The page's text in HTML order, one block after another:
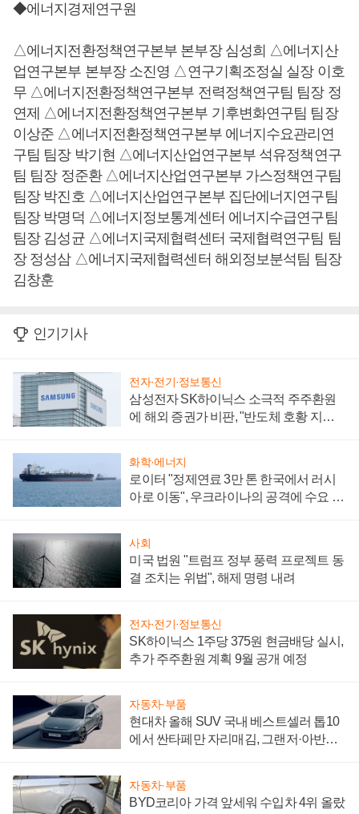
◆에너지경제연구원
△에너지전환정책연구본부 본부장 심성희 △에너지산
업연구본부 본부장 소진영 △연구기획조정실 실장 이호
무 △에너지전환정책연구본부 전력정책연구팀 팀장 정
연제 △에너지전환정책연구본부 기후변화연구팀 팀장
이상준 △에너지전환정책연구본부 에너지수요관리연
구팀 팀장 박기현 △에너지산업연구본부 석유정책연구
팀 팀장 정준환 △에너지산업연구본부 가스정책연구팀
팀장 박진호 △에너지산업연구본부 집단에너지연구팀
팀장 박명덕 △에너지정보통계센터 에너지수급연구팀
팀장 김성균 △에너지국제협력센터 국제협력연구팀 팀
장 정성삼 △에너지국제협력센터 해외정보분석팀 팀장
김창훈
인기기사
전자·전기·정보통신
삼성전자 SK하이닉스 소극적 주주환원
에 해외 증권가 비판, "반도체 호황 지속
화학·에너지
로이터 "정제연료 3만 톤 한국에서 러시
아로 이동", 우크라이나의 공격에 수요 늘
사회
미국 법원 "트럼프 정부 풍력 프로젝트 동
결 조치는 위법", 해제 명령 내려
전자·전기·정보통신
SK하이닉스 1주당 375원 현금배당 실시,
추가 주주환원 계획 9월 공개 예정
자동차·부품
현대차 올해 SUV 국내 베스트셀러 톱10
에서 싼타페만 자리매김, 그랜저·아반떼
자동차·부품
BYD코리아 가격 앞세워 수입차 4위 올랐